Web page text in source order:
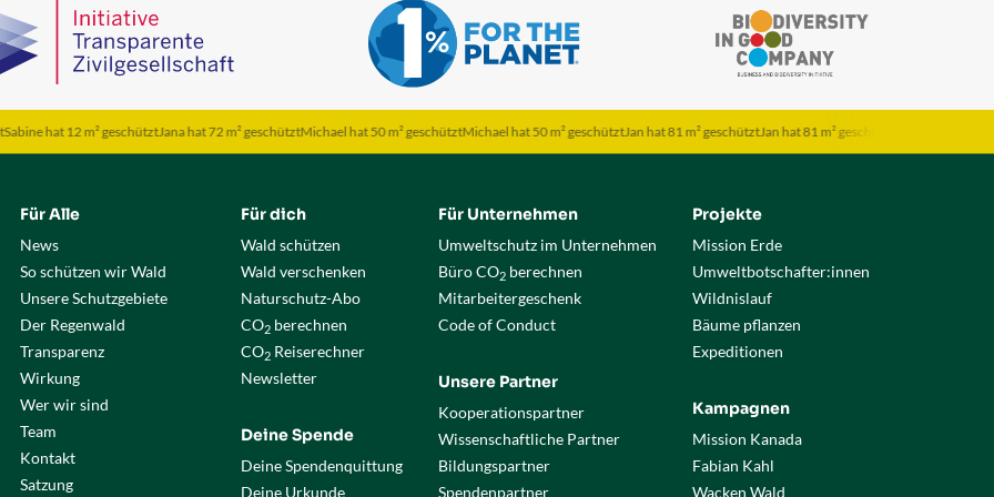
12 m² geschütztJana hat 72 m² geschütztMichael hat 50 m² geschütztMichael hat 50 m² geschütztJan hat 81 m² geschütztJan hat 81 m² geschütztJona hat 120 m²
Für Alle
News
So schützen wir Wald
Unsere Schutzgebiete
Der Regenwald
Transparenz
Wirkung
Wer wir sind
Team
Kontakt
Satzung
Für dich
Wald schützen
Wald verschenken
Naturschutz-Abo
CO2 berechnen
CO2 Reiserechner
Newsletter
Deine Spende
Deine Spendenquittung
Deine Urkunde
Für Unternehmen
Umweltschutz im Unternehmen
Büro CO2 berechnen
Mitarbeitergeschenk
Code of Conduct
Unsere Partner
Kooperationspartner
Wissenschaftliche Partner
Bildungspartner
Spendenpartner
Projekte
Mission Erde
Umweltbotschafter:innen
Wildnislauf
Bäume pflanzen
Expeditionen
Kampagnen
Mission Kanada
Fabian Kahl
Wacken Wald